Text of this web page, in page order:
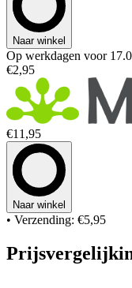
Naar winkel
Op werkdagen voor
€2,95
€11,95
Naar winkel
• Verzending: €5,95